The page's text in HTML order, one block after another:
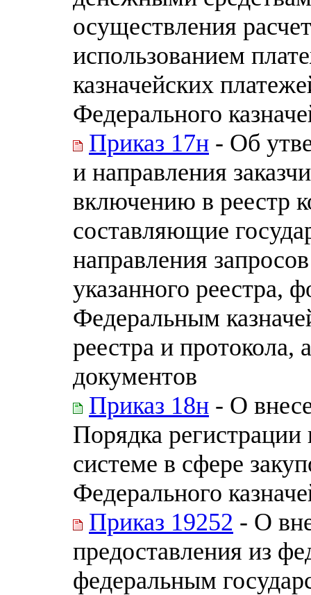
осуществления
использованием
казначейских
Федерального
Приказ 17н - Об
и направления
включению в реестр
составляющие
направления
указанного реестра,
Федеральным
реестра и
документов
Приказ 18н - О
Порядка
системе в сфере
Федерального
Приказ 19252 - О
предоставления из
федеральным